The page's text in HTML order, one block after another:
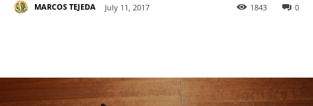
MARCOS TEJEDA July 11, 2017 0
1843